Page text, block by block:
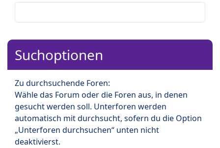
Suchoptionen
Zu durchsuchende Foren:
Wähle das Forum oder die Foren aus, in denen
gesucht werden soll. Unterforen werden
automatisch mit durchsucht, sofern du die Option
„Unterforen durchsuchen“ unten nicht
deaktivierst.